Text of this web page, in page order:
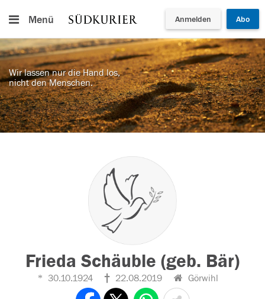
Menü Anmelden Abo
Wir lassen nur die Hand los,
nicht den Menschen.
Frieda Schäuble (geb. Bär)
30.10.1924 22.08.2019 Görwihl